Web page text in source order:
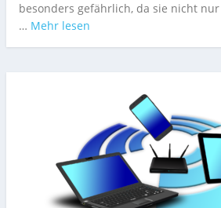
besonders gefährlich, da sie nicht
… Mehr lesen